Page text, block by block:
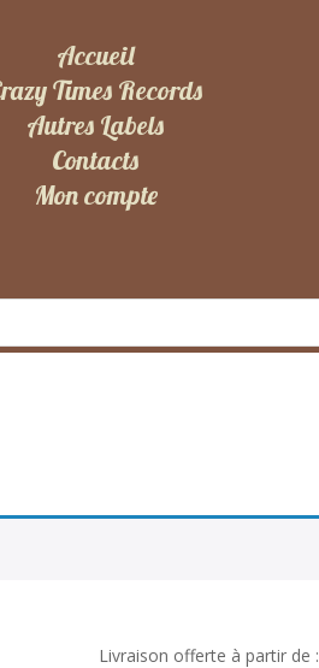
Accueil
Times Records
Autres Labels
Contacts
Mon compte
Livraison offerte à partir de :